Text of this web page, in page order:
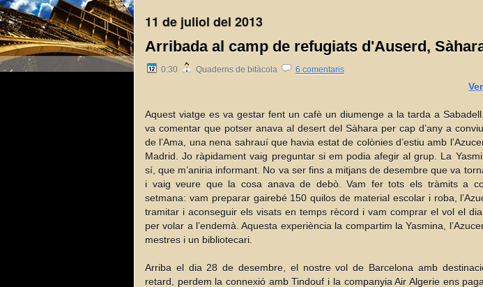
11 de juliol del 2013
Arribada al camp de refugiats d'Auserd,
0:30 Quaderns de bitàcola 6 comentaris
Aquest viatge es va gestar fent un cafè un diumenge a la tarda a
va comentar que potser anava al desert del Sàhara per cap d’any a
de l’Ama, una nena sahrauí que havia estat de colònies d’estiu amb
Madrid. Jo ràpidament vaig preguntar si em podia afegir al grup. La
sí, que m’aniria informant. No va ser fins a mitjans de desembre que va
i vaig veure que la cosa anava de debò. Vam fer tots els tràmits a
setmana: vam preparar gairebé 150 quilos de material escolar i roba,
tramitar i aconseguir els visats en temps rècord i vam comprar el vol el
per volar a l’endemà. Aquesta experiència la compartim la Yasmina,
mestres i un bibliotecari.
Arriba el dia 28 de desembre, el nostre vol de Barcelona amb
retard, perdem la connexió amb Tindouf i la companyia Air Algerie ens